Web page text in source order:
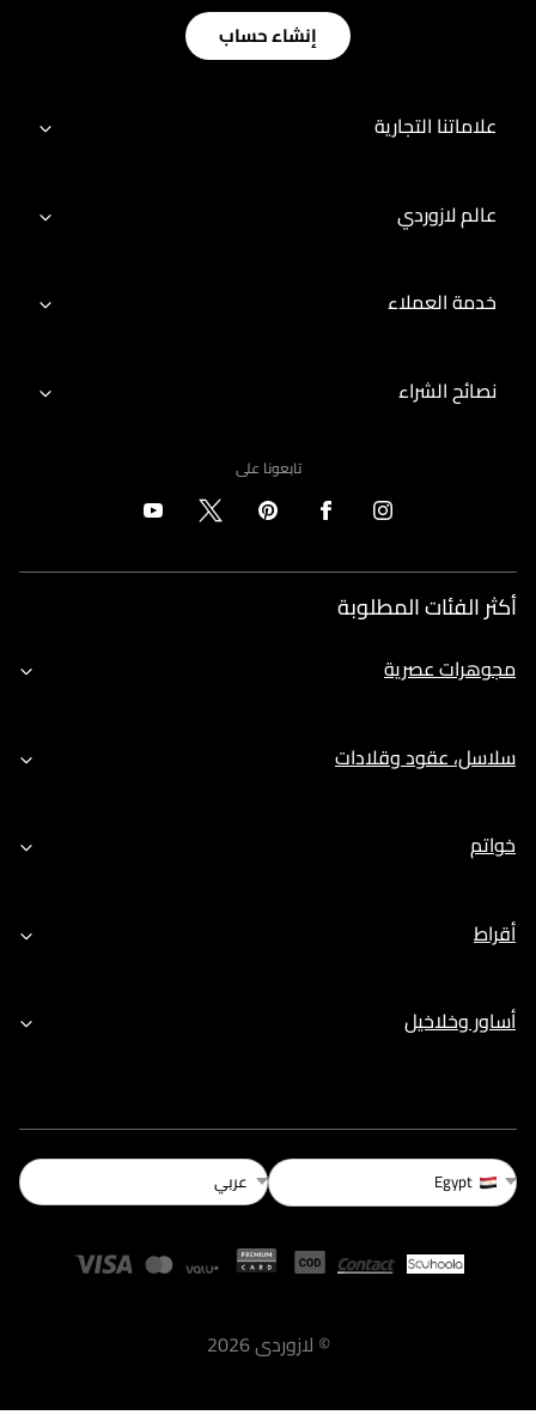
إنشاء حساب
علاماتنا التجارية
عالم لازوردي
خدمة العملاء
نصائح الشراء
تابعونا على
أكثر الفئات المطلوبة
مجوهرات عصرية
سلاسل، عقود وقلادات
خواتم
أقراط
أساور وخلاخيل
Egypt عربي
© لازوردى2026